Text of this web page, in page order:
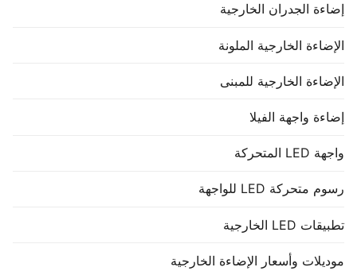
إضاءة الجدران الخارجية
الإضاءة الخارجية الملونة
الإضاءة الخارجية للمبنى
إضاءة واجهة الفيلا
واجهة LED المتحركة
رسوم متحركة LED للواجهة
تطبيقات LED الخارجية
موديلات وأسعار الإضاءة الخارجية